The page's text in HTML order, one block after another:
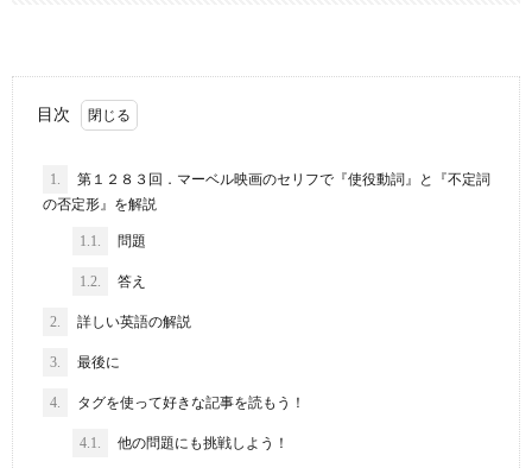
目次
1.
第１２８３回．マーベル映画のセリフで『使役動詞』と『不定詞
の否定形』を解説
1.1. 問題
1.2. 答え
2. 詳しい英語の解説
3. 最後に
4. タグを使って好きな記事を読もう！
4.1. 他の問題にも挑戦しよう！